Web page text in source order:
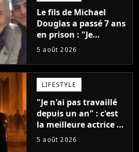
Le fils de Michael
Douglas a passé 7 ans
en prison : "Je
distribuais des joints
5 août 2026
LIFESTYLE
"Je n'ai pas travaillé
depuis un an" : c'est
la meilleure actrice de
L'Odyssée, mais
5 août 2026